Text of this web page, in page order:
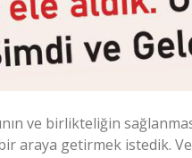
ve birlikteliğin
araya getirmek istedik.